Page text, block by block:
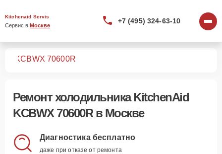
Kitchenaid Servis
Сервис в Москве
+7 (495) 324-63-10
KCBWX 70600R
Ремонтхолодильника KitchenAid
KCBWX 70600Rв Москве
Диагностика бесплатно
даже при отказе от ремонта